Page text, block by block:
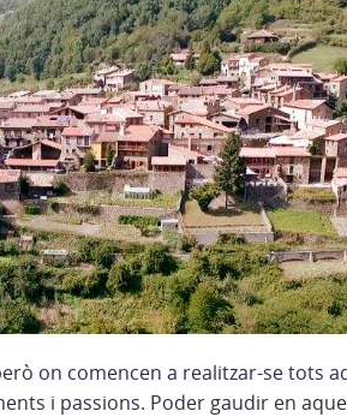
on comencen a realitzar-se tots
i passions. Poder gaudir en